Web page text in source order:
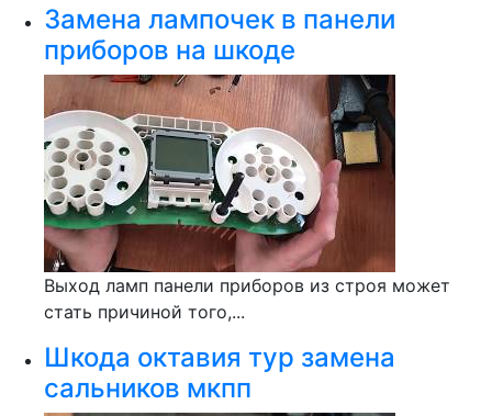
Замена лампочек в панели
приборов на шкоде
Выход ламп панели приборов из строя может
стать причиной того,...
Шкода октавия тур замена
сальников мкпп